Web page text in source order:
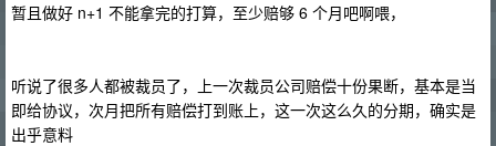
暂且做好 n+1 不能拿完的打算，至少赔够 6 个月吧啊喂，
听说了很多人都被裁员了，上一次裁员公司赔偿十份果断，基本是当
即给协议，次月把所有赔偿打到账上，这一次这么久的分期，确实是
出乎意料